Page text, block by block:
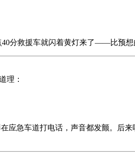
分救援车就闪着黄灯来了——比预
理：
应急车道打电话，声音都发颤。后